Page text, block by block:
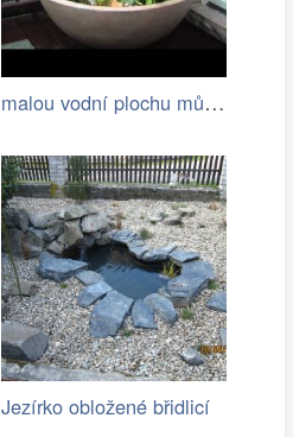
malou vodní plochu můžete mít i na…
Jezírko obložené břidlicí